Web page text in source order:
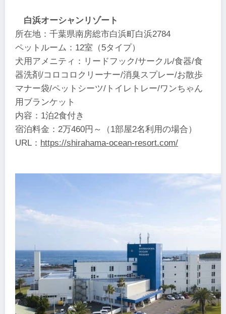
白浜オーシャンリゾート
所在地：千葉県南房総市白浜町白浜2784
ペットルーム：12室（5タイプ）
犬用アメニティ：リードフック/サークル/食器/食
器洗剤/コロコロクリーナー/消臭スプレー/お散歩
マナー袋/ペットシーツ/トイレトレー/ワンちゃん
用ブランケット
内容：1泊2食付き
宿泊料金：2万460円～（1部屋2名利用の場合）
URL： https://shirahama-ocean-resort.com/